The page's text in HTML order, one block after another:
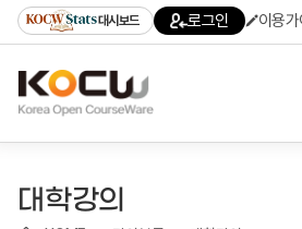
기
기
기
content)
가
대시보드 로그인 이용
대학강의